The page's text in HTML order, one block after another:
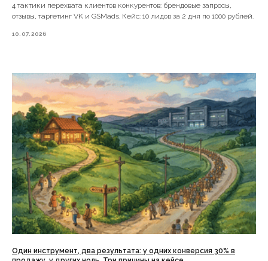
4 тактики перехвата клиентов конкурентов: брендовые запросы,
отзывы, таргетинг VK и GSMads. Кейс: 10 лидов за 2 дня по 1000 рублей.
10.07.2026
Один инструмент, два результата: у одних конверсия 30% в
Канал про перехват клиентов
перейти на канал
Нажмите, чтобы
перейти на канал